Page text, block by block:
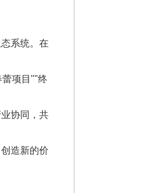
系统。在
蕾项目""终
协同，共
造新的价